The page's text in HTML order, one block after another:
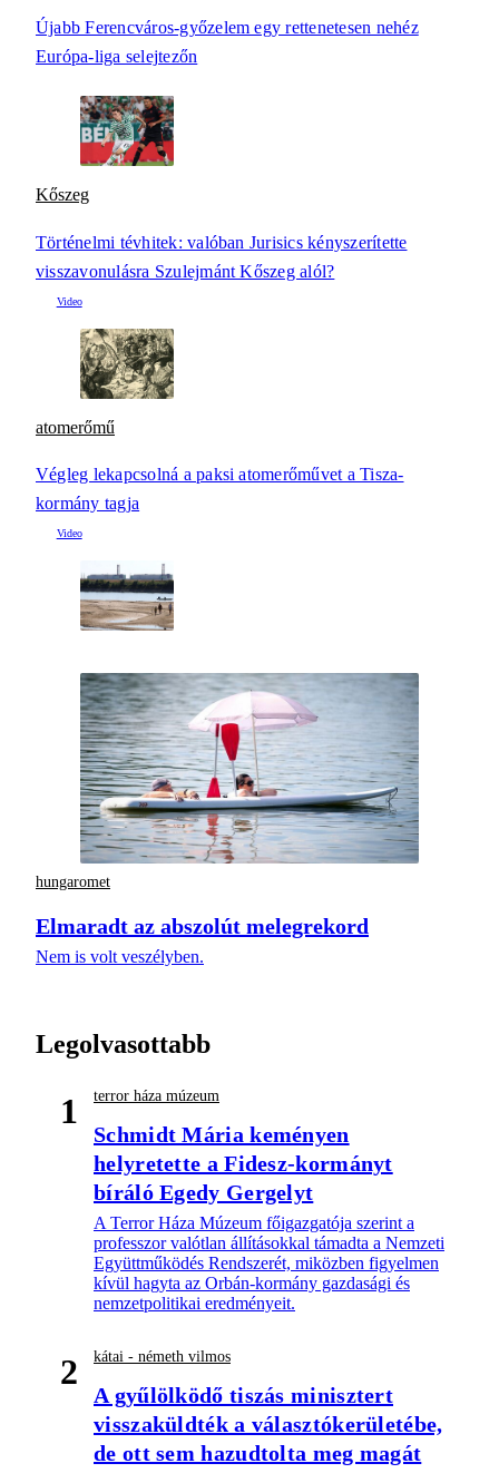
Újabb Ferencváros-győzelem egy rettenetesen nehéz
Európa-liga selejtezőn
Kőszeg
Történelmi tévhitek: valóban Jurisics kényszerítette
visszavonulásra Szulejmánt Kőszeg alól?
atomerőmű
Végleg lekapcsolná a paksi atomerőművet a Tisza-
kormány tagja
hungaromet
Elmaradt az abszolút melegrekord
Nem is volt veszélyben.
Legolvasottabb
1 terror háza múzeum
Schmidt Mária keményen
helyretette a Fidesz-kormányt
bíráló Egedy Gergelyt
A Terror Háza Múzeum főigazgatója szerint a
professzor valótlan állításokkal támadta a Nemzeti
Együttműködés Rendszerét, miközben figyelmen
kívül hagyta az Orbán-kormány gazdasági és
nemzetpolitikai eredményeit.
2 kátai - németh vilmos
A gyűlölködő tiszás minisztert
visszaküldték a választókerületébe,
de ott sem hazudtolta meg magát